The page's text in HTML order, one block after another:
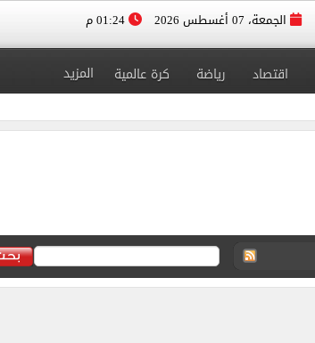
الجمعة، 07 أغسطس 2026
اقتصاد رياضة كرة عالمية المزيد